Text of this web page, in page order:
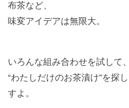
布茶など、
味変アイデアは無限大。
いろんな組み合わせを試して、
“わたしだけのお茶漬け”を探
すよ。